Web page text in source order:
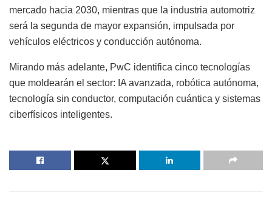
mercado hacia 2030, mientras que la industria automotriz
será la segunda de mayor expansión, impulsada por
vehículos eléctricos y conducción autónoma.
Mirando más adelante, PwC identifica cinco tecnologías
que moldearán el sector: IA avanzada, robótica autónoma,
tecnología sin conductor, computación cuántica y sistemas
ciberfísicos inteligentes.